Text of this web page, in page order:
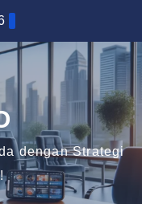
dengan Strategi